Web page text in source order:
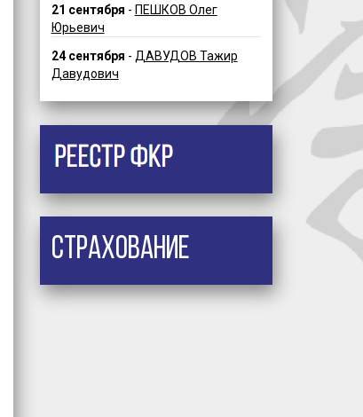
21 сентября - ПЕШКОВ Олег
Юрьевич
24 сентября - ДАВУДОВ Тажир
Давудович
Страхование